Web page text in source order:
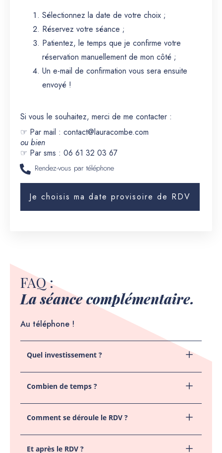
Sélectionnez la date de votre choix ;
Réservez votre séance ;
Patientez, le temps que je confirme votre
réservation manuellement de mon côté ;
Un e-mail de confirmation vous sera ensuite
envoyé !
Si vous le souhaitez, merci de me contacter :
☞ Par mail : contact@lauracombe.com
ou bien
☞ Par sms : 06 61 32 03 67
Rendez-vous par téléphone
Je choisis ma date provisoire de RDV
FAQ :
La séance complémentaire.
Au téléphone !
Quel investissement ?
Combien de temps ?
Comment se déroule le RDV ?
Et après le RDV ?